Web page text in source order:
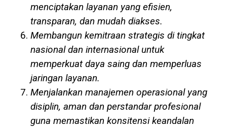
menciptakan layanan yang efisien,
transparan, dan mudah diakses.
Membangun kemitraan strategis di tingkat
nasional dan internasional untuk
memperkuat daya saing dan memperluas
jaringan layanan.
Menjalankan manajemen operasional yang
disiplin, aman dan perstandar profesional
guna memastikan konsitensi keandalan